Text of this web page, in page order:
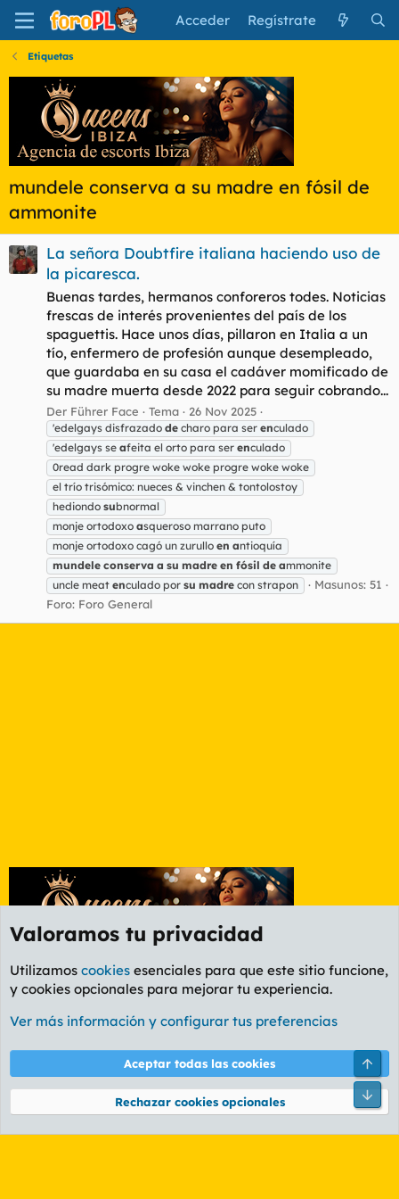
Acceder Regístrate
Etiquetas
mundele conserva a su madre en fósil de
ammonite
La señora Doubtfire italiana haciendo uso de
la picaresca.
Buenas tardes, hermanos conforeros todes. Noticias
frescas de interés provenientes del país de los
spaguettis. Hace unos días, pillaron en Italia a un
tío, enfermero de profesión aunque desempleado,
que guardaba en su casa el cadáver momificado de
su madre muerta desde 2022 para seguir cobrando...
Der Führer Face Tema 26 Nov 2025
'edelgays disfrazado de charo para ser enculado
'edelgays se afeita el orto para ser enculado
0read dark progre woke woke progre woke woke
el trío trisómico: nueces & vinchen & tontolostoy
hediondo subnormal
monje ortodoxo asqueroso marrano puto
monje ortodoxo cagó un zurullo en antioquía
mundele conserva a su madre en fósil de ammonite
uncle meat enculado por su madre con strapon
Masunos: 51
Foro: Foro General
Etiquetas
Cookies
PL OLDSTYLE AMARILLO
Términos y reglas Política de privacidad Ayuda
Community platform by XenForo® © 2010-2026 XenForo Ltd.
Valoramos tu privacidad
Utilizamos cookies esenciales para que este sitio funcione,
y cookies opcionales para mejorar tu experiencia.
Ver más información y configurar tus preferencias
Aceptar todas las cookies
Rechazar cookies opcionales
Pie